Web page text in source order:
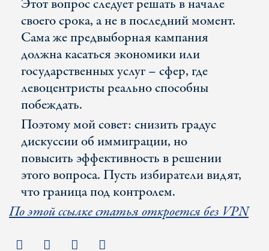
Этот вопрос следует решать в начале
своего срока, а не в последний момент.
Сама же предвыборная кампания
должна касаться экономики или
государственных услуг – сфер, где
левоцентристы реально способны
побеждать.
Поэтому мой совет: снизить градус
дискуссии об иммиграции, но
повысить эффективность в решении
этого вопроса. Пусть избиратели видят,
что граница под контролем.
По этой ссылке статья откроется без VPN